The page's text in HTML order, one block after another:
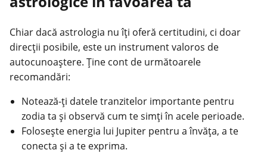
Chiar dacă astrologia nu îți oferă certitudini, ci doar
direcții posibile, este un instrument valoros de
autocunoaștere. Ține cont de următoarele
recomandări:
Notează-ți datele tranzitelor importante pentru
zodia ta și observă cum te simți în acele perioade.
Folosește energia lui Jupiter pentru a învăța, a te
conecta și a te exprima.